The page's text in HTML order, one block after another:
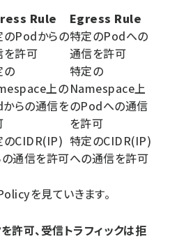
Rule
Egress Rule
のPodからの
を許可
特定のPodへの
通信を許可
の
上の
らの通信を
特定の
Namespace上
のPodへの通信
を許可
のCIDR(IP)
の通信を許可
特定のCIDR(IP)
への通信を許可
を見ていきます。
許可、受信トラフィックは拒